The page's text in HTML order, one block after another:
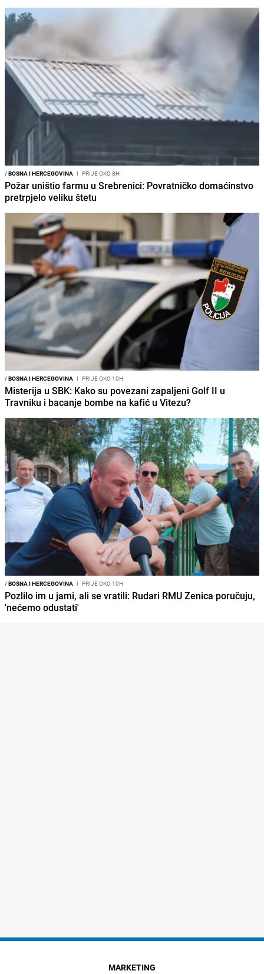
/BOSNA I HERCEGOVINA I PRIJE OKO 8H
Požar uništio farmu u Srebrenici: Povratničko domaćinstvo
pretrpjelo veliku štetu
/BOSNA I HERCEGOVINA I PRIJE OKO 10H
Misterija u SBK: Kako su povezani zapaljeni Golf II u
Travniku i bacanje bombe na kafić u Vitezu?
/BOSNA I HERCEGOVINA I PRIJE OKO 10H
Pozlilo im u jami, ali se vratili: Rudari RMU Zenica poručuju,
'nećemo odustati'
MARKETING